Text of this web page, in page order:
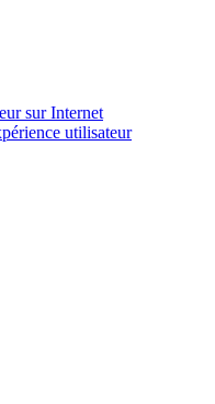
sur Internet
utilisateur